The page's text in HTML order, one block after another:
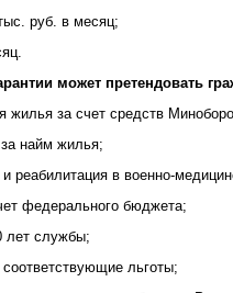
руб. в месяц;
может претендовать
жилья за счет средств
найм жилья;
реабилитация в военно-
федерального бюджета;
лет службы;
льготы;